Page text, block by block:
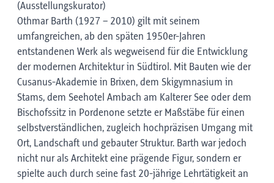
(Ausstellungskurator)
Othmar Barth (1927 – 2010) gilt mit seinem
umfangreichen, ab den späten 1950er-Jahren
entstandenen Werk als wegweisend für die Entwicklung
der modernen Architektur in Südtirol. Mit Bauten wie der
Cusanus-Akademie in Brixen, dem Skigymnasium in
Stams, dem Seehotel Ambach am Kalterer See oder dem
Bischofssitz in Pordenone setzte er Maßstäbe für einen
selbstverständlichen, zugleich hochpräzisen Umgang mit
Ort, Landschaft und gebauter Struktur. Barth war jedoch
nicht nur als Architekt eine prägende Figur, sondern er
spielte auch durch seine fast 20-jährige Lehrtätigkeit an